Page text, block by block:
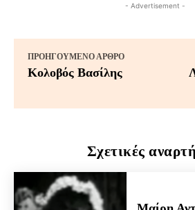
Σχετικές
- Advertisement -
ΠΡΟΗΓΟΎΜΕΝΟ ΆΡΘΡΟ
Κολοβός Βασίλης